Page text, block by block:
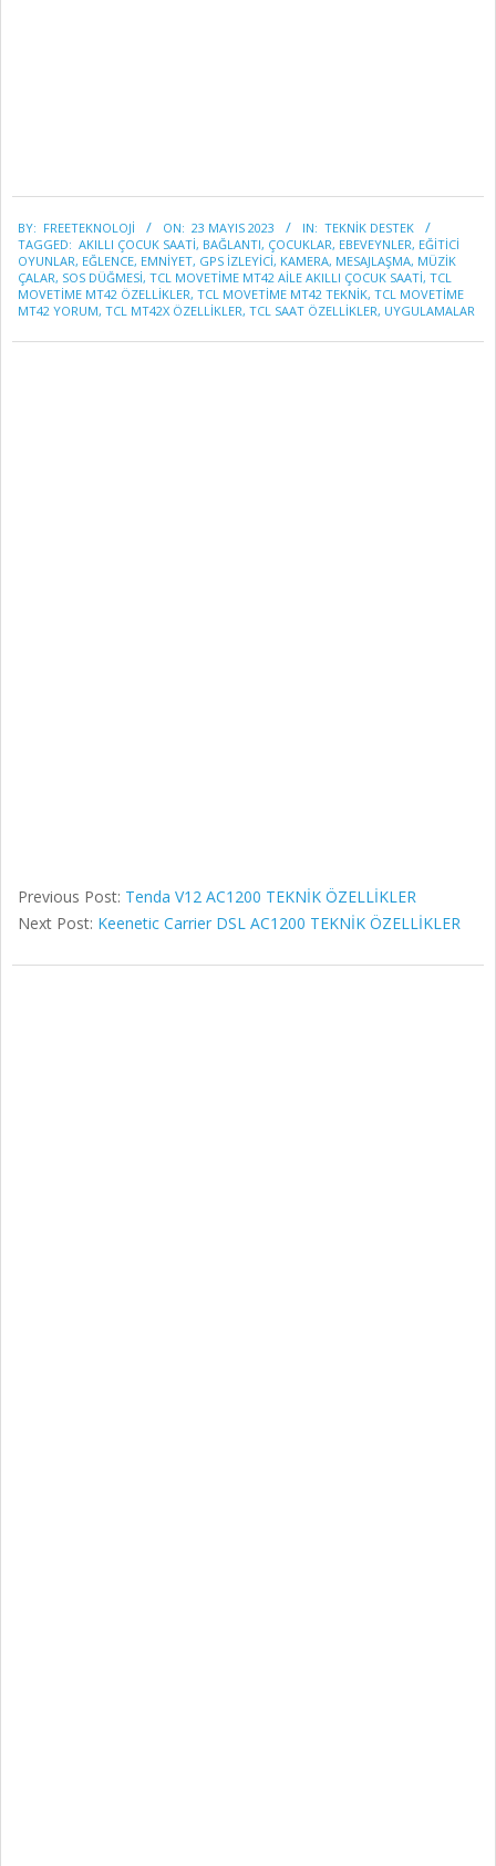
05-
23
BY: FREETEKNOLOJI ON: 23 MAYIS 2023 IN: TEKNİK DESTEK
TAGGED: AKILLI ÇOCUK SAATI, BAĞLANTI, ÇOCUKLAR, EBEVEYNLER, EĞITICI
OYUNLAR, EĞLENCE, EMNIYET, GPS İZLEYICI, KAMERA, MESAJLAŞMA, MÜZIK
ÇALAR, SOS DÜĞMESI, TCL MOVETIME MT42 AILE AKILLI ÇOCUK SAATI, TCL
MOVETIME MT42 ÖZELLIKLER, TCL MOVETIME MT42 TEKNIK, TCL MOVETIME
MT42 YORUM, TCL MT42X ÖZELLIKLER, TCL SAAT ÖZELLIKLER, UYGULAMALAR
Previous Post: Tenda V12 AC1200 TEKNİK ÖZELLİKLER
Next Post: Keenetic Carrier DSL AC1200 TEKNİK ÖZELLİKLER